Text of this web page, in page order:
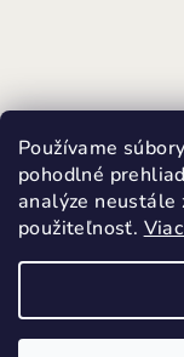
Používame
pohodlné
analýze neustále
použiteľnosť.